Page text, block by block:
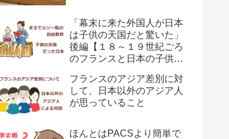
「幕末に来た外国人が日本
は子供の天国だと驚いた」
後編【１８～１９世紀ごろ
のフランスと日本の子供の
フランスのアジア差別に対
して、日本以外のアジア人
が思っていること
ほんとはPACSより簡単で